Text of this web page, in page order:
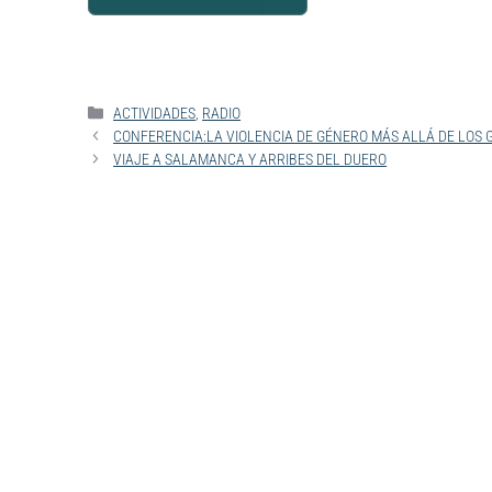
ACTIVIDADES, RADIO
CONFERENCIA:LA VIOLENCIA DE GÉNERO MÁS ALLÁ DE LOS
VIAJE A SALAMANCA Y ARRIBES DEL DUERO